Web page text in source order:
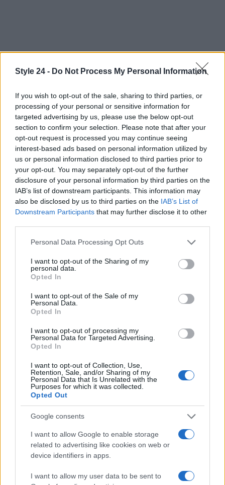
Style 24 - Do Not Process My Personal Information
If you wish to opt-out of the sale, sharing to third parties, or
processing of your personal or sensitive information for
targeted advertising by us, please use the below opt-out
section to confirm your selection. Please note that after your
opt-out request is processed you may continue seeing
interest-based ads based on personal information utilized by
us or personal information disclosed to third parties prior to
your opt-out. You may separately opt-out of the further
disclosure of your personal information by third parties on the
IAB’s list of downstream participants. This information may
also be disclosed by us to third parties on the IAB’s List of
Downstream Participants that may further disclose it to other
Please note that this website/app uses one or more Google
not limited to your visit or usage behaviour. You may click to
grant or deny consent to Google and its third-party tags to
use your data for below specified purposes in below Google
consent section.
Personal Data Processing Opt Outs
I want to opt-out of the Sharing of my
personal data.
Opted In
I want to opt-out of the Sale of my
Personal Data.
Opted In
I want to opt-out of processing my
Personal Data for Targeted Advertising.
Opted In
I want to opt-out of Collection, Use,
Retention, Sale, and/or Sharing of my
Personal Data that Is Unrelated with the
Purposes for which it was collected.
Opted Out
Google consents
I want to allow Google to enable storage
related to advertising like cookies on web or
device identifiers in apps.
I want to allow my user data to be sent to
Continua a leggere
PEOPLE
Matrimonio Cristiano Ronaldo: il grande evento a
Madeira nel weekend del 9 agosto
LIFESTYLE
Sri Lanka: itinerari tra spiritualità, architettura e
spiagge paradisiache